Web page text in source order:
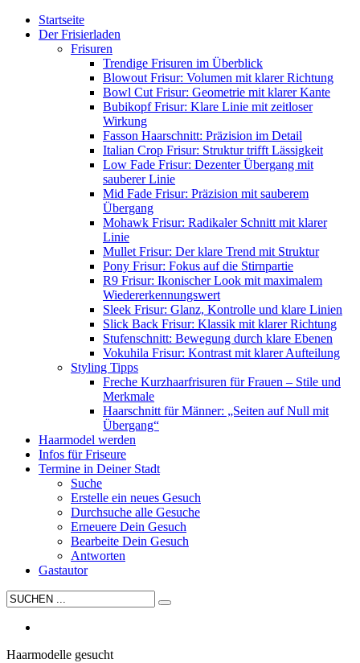
Startseite
Der Frisierladen
Frisuren
Trendige Frisuren im Überblick
Blowout Frisur: Volumen mit klarer Richtung
Bowl Cut Frisur: Geometrie mit klarer Kante
Bubikopf Frisur: Klare Linie mit zeitloser
Wirkung
Fasson Haarschnitt: Präzision im Detail
Italian Crop Frisur: Struktur trifft Lässigkeit
Low Fade Frisur: Dezenter Übergang mit
sauberer Linie
Mid Fade Frisur: Präzision mit sauberem
Übergang
Mohawk Frisur: Radikaler Schnitt mit klarer
Linie
Mullet Frisur: Der klare Trend mit Struktur
Pony Frisur: Fokus auf die Stirnpartie
R9 Frisur: Ikonischer Look mit maximalem
Wiedererkennungswert
Sleek Frisur: Glanz, Kontrolle und klare Linien
Slick Back Frisur: Klassik mit klarer Richtung
Stufenschnitt: Bewegung durch klare Ebenen
Vokuhila Frisur: Kontrast mit klarer Aufteilung
Styling Tipps
Freche Kurzhaarfrisuren für Frauen – Stile und
Merkmale
Haarschnitt für Männer: „Seiten auf Null mit
Übergang“
Haarmodel werden
Infos für Friseure
Termine in Deiner Stadt
Suche
Erstelle ein neues Gesuch
Durchsuche alle Gesuche
Erneuere Dein Gesuch
Bearbeite Dein Gesuch
Antworten
Gastautor
Haarmodelle gesucht